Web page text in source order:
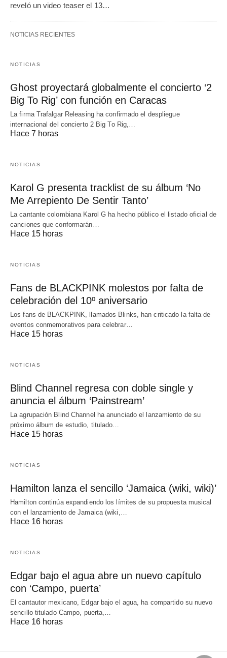
reveló un video teaser el 13…
NOTICIAS RECIENTES
NOTICIAS
Ghost proyectará globalmente el concierto ‘2
Big To Rig’ con función en Caracas
La firma Trafalgar Releasing ha confirmado el despliegue
internacional del concierto 2 Big To Rig,…
Hace 7 horas
NOTICIAS
Karol G presenta tracklist de su álbum ‘No
Me Arrepiento De Sentir Tanto’
La cantante colombiana Karol G ha hecho público el listado oficial de
canciones que conformarán…
Hace 15 horas
NOTICIAS
Fans de BLACKPINK molestos por falta de
celebración del 10º aniversario
Los fans de BLACKPINK, llamados Blinks, han criticado la falta de
eventos conmemorativos para celebrar…
Hace 15 horas
NOTICIAS
Blind Channel regresa con doble single y
anuncia el álbum ‘Painstream’
La agrupación Blind Channel ha anunciado el lanzamiento de su
próximo álbum de estudio, titulado…
Hace 15 horas
NOTICIAS
Hamilton lanza el sencillo ‘Jamaica (wiki, wiki)’
Hamilton continúa expandiendo los límites de su propuesta musical
con el lanzamiento de Jamaica (wiki,…
Hace 16 horas
NOTICIAS
Edgar bajo el agua abre un nuevo capítulo
con ‘Campo, puerta’
El cantautor mexicano, Edgar bajo el agua, ha compartido su nuevo
sencillo titulado Campo, puerta,…
Hace 16 horas